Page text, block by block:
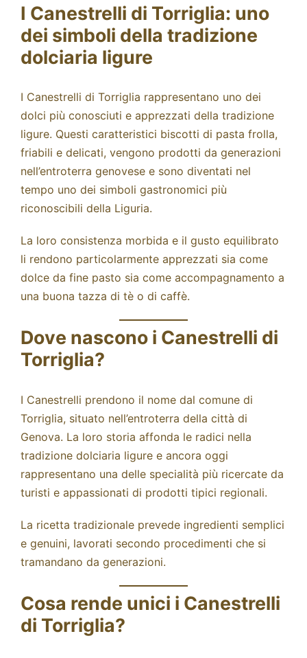
I Canestrelli di Torriglia: uno
dei simboli della tradizione
dolciaria ligure
I Canestrelli di Torriglia rappresentano uno dei
dolci più conosciuti e apprezzati della tradizione
ligure. Questi caratteristici biscotti di pasta frolla,
friabili e delicati, vengono prodotti da generazioni
nell’entroterra genovese e sono diventati nel
tempo uno dei simboli gastronomici più
riconoscibili della Liguria.
La loro consistenza morbida e il gusto equilibrato
li rendono particolarmente apprezzati sia come
dolce da fine pasto sia come accompagnamento a
una buona tazza di tè o di caffè.
Dove nascono i Canestrelli di
Torriglia?
I Canestrelli prendono il nome dal comune di
Torriglia, situato nell’entroterra della città di
Genova. La loro storia affonda le radici nella
tradizione dolciaria ligure e ancora oggi
rappresentano una delle specialità più ricercate da
turisti e appassionati di prodotti tipici regionali.
La ricetta tradizionale prevede ingredienti semplici
e genuini, lavorati secondo procedimenti che si
tramandano da generazioni.
Cosa rende unici i Canestrelli
di Torriglia?